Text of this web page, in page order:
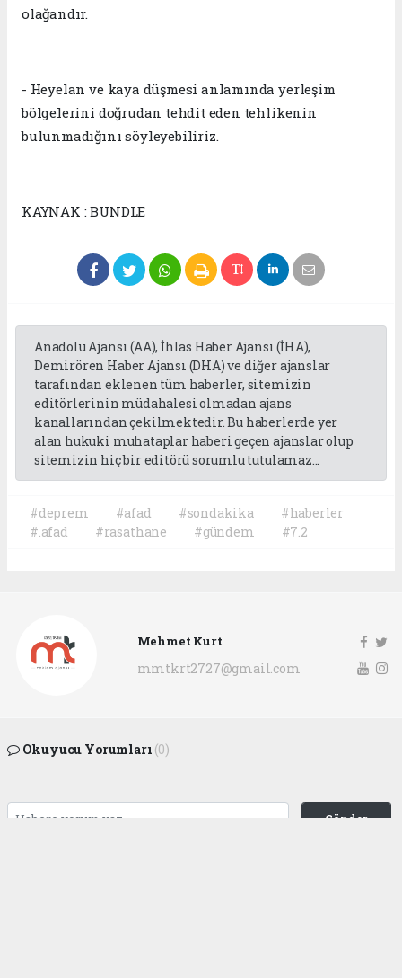
olağandır.
- Heyelan ve kaya düşmesi anlamında yerleşim
bölgelerini doğrudan tehdit eden tehlikenin
bulunmadığını söyleyebiliriz.
KAYNAK : BUNDLE
Anadolu Ajansı (AA), İhlas Haber Ajansı (İHA),
Demirören Haber Ajansı (DHA) ve diğer ajanslar
tarafından eklenen tüm haberler, sitemizin
editörlerinin müdahalesi olmadan ajans
kanallarından çekilmektedir. Bu haberlerde yer
alan hukuki muhataplar haberi geçen ajanslar olup
sitemizin hiç bir editörü sorumlu tutulamaz...
#deprem #afad #sondakika
#haberler
#.afad
#rasathane #gündem #7.2
Mehmet Kurt
mmtkrt2727@gmail.com
Okuyucu Yorumları (0)
Gönder